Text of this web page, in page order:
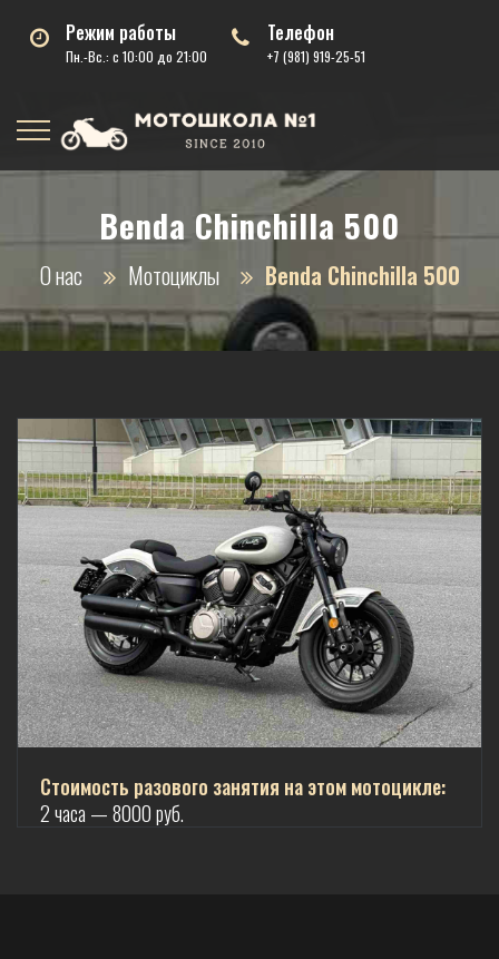
Режим работы
Пн.-Вс.: с 10:00 до 21:00
Телефон
+7 (981) 919-25-51
Benda Chinchilla 500
О нас Мотоциклы Benda Chinchilla 500
Стоимость разового занятия на этом мотоцикле:
2 часа — 8000 руб.